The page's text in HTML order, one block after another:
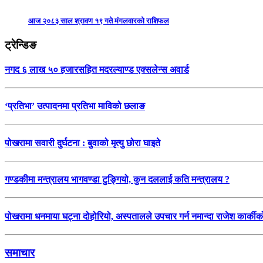
आज २०८३ साल श्रावण १९ गते मंगलवारको राशिफल
ट्रेन्डिङ
नगद ६ लाख ५० हजारसहित मदरल्याण्ड एक्सलेन्स अवार्ड
‘प्रतिभा’ उत्पादनमा प्रतिभा माविको छलाङ
पोखरामा सवारी दुर्घटना : बुवाको मृत्यु छोरा घाइते
गण्डकीमा मन्त्रालय भागवण्डा टुङ्गियो, कुन दललाई कति मन्त्रालय ?
पोखरामा धनमाया घट्ना दोहोरियो, अस्पतालले उपचार गर्न नमान्दा राजेश
समाचार